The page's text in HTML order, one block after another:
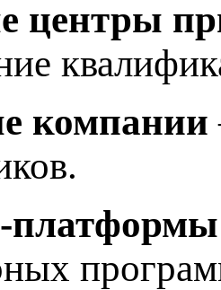
центры
компании